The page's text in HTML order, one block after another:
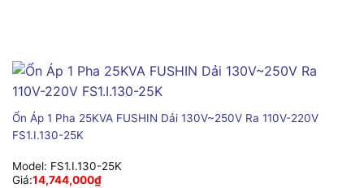
Ổn Áp 1 Pha 25KVA FUSHIN Dải 130V~250V Ra 110V-220V
FS1.I.130-25K
Model: FS1.I.130-25K
Giá:14,744,000₫